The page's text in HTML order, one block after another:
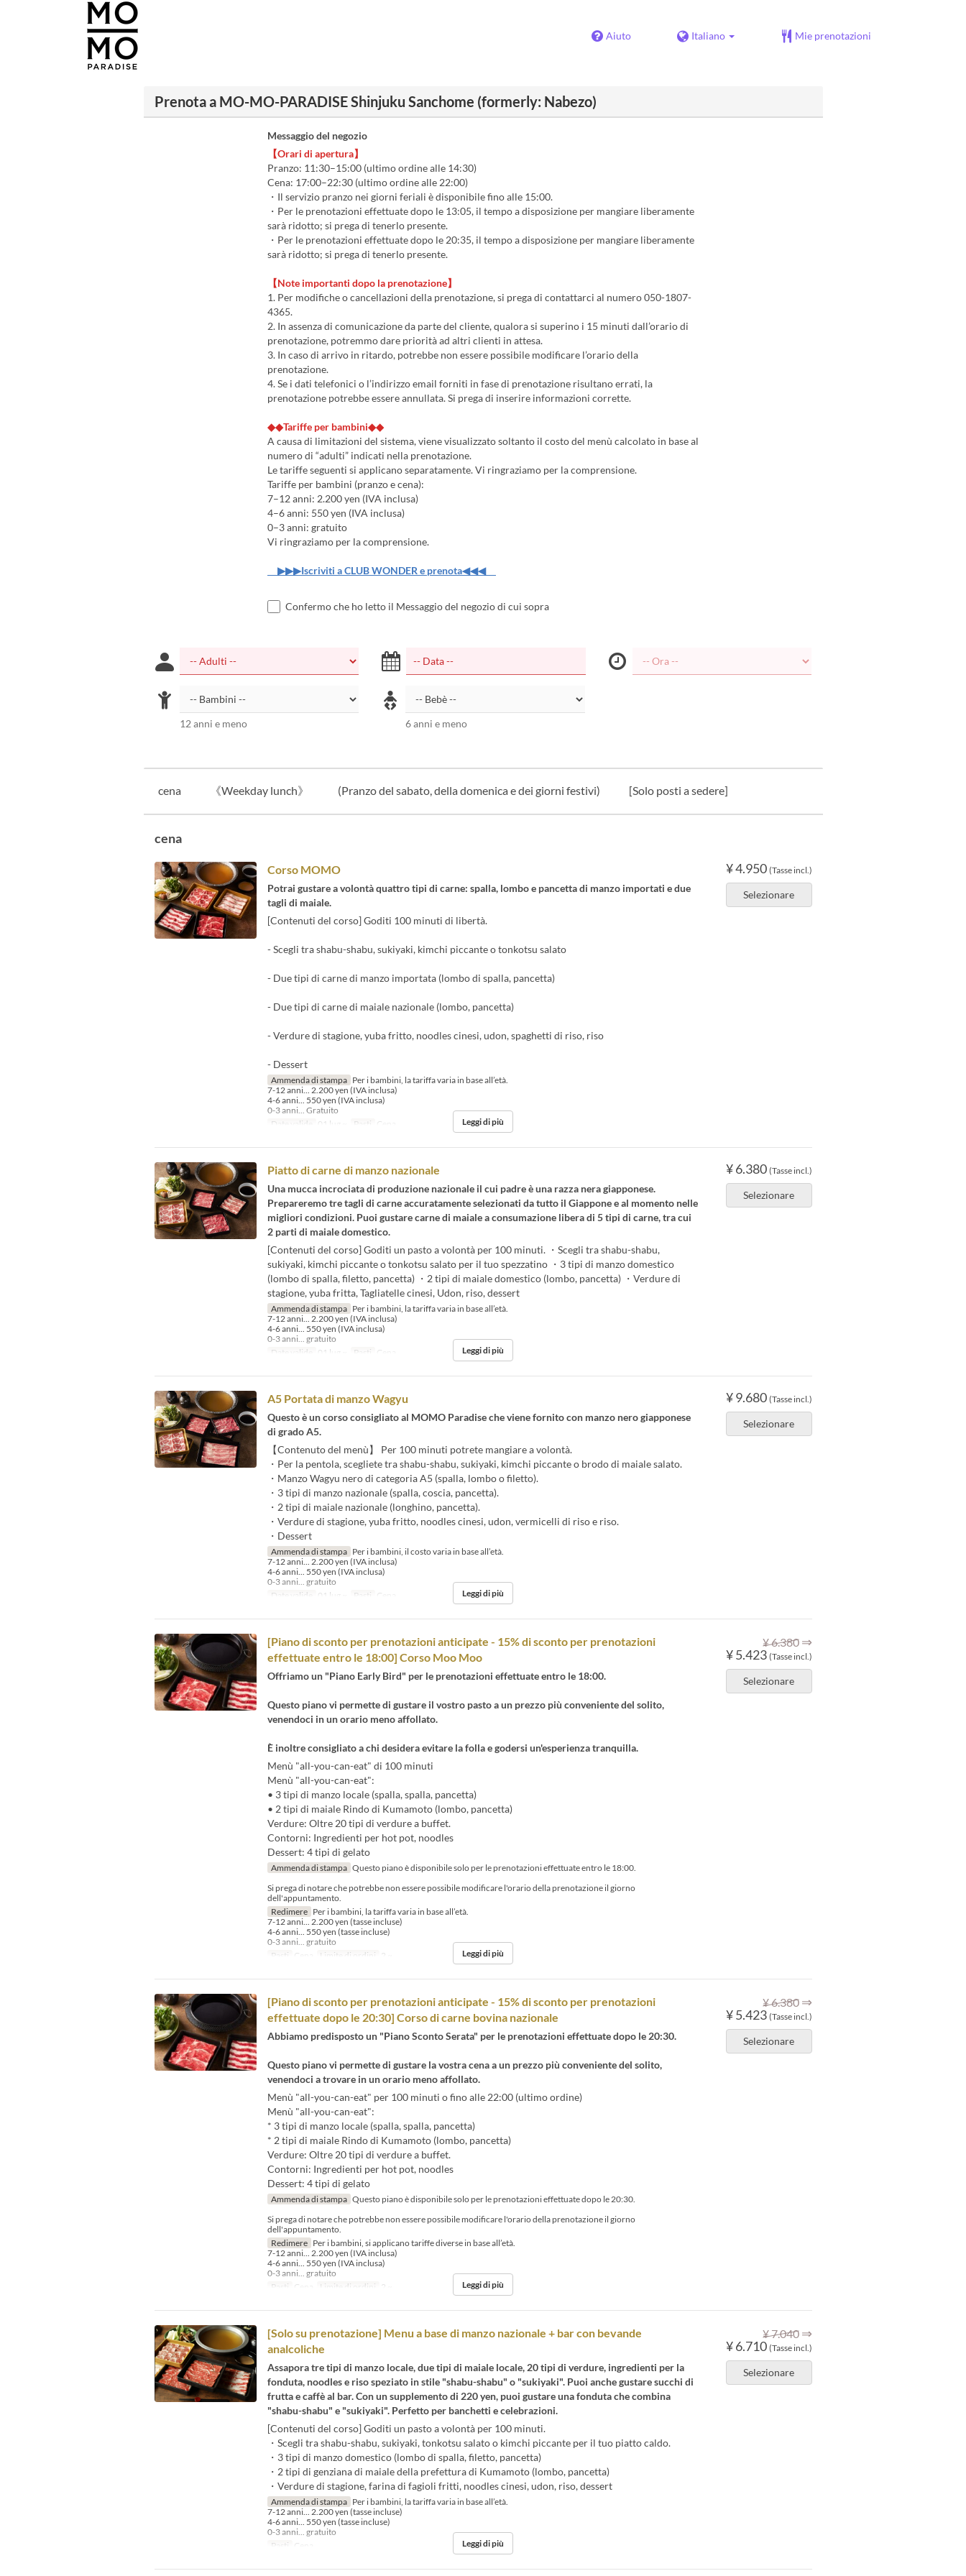
Aiuto Italiano Mie prenotazioni
Prenota a MO-MO-PARADISE Shinjuku Sanchome (formerly: Nabezo)
Messaggio del negozio
【Orari di apertura】
Pranzo: 11:30–15:00 (ultimo ordine alle 14:30)
Cena: 17:00–22:30 (ultimo ordine alle 22:00)
・Il servizio pranzo nei giorni feriali è disponibile fino alle 15:00.
・Per le prenotazioni effettuate dopo le 13:05, il tempo a disposizione per mangiare liberamente
sarà ridotto; si prega di tenerlo presente.
・Per le prenotazioni effettuate dopo le 20:35, il tempo a disposizione per mangiare liberamente
sarà ridotto; si prega di tenerlo presente.
【Note importanti dopo la prenotazione】
1. Per modifiche o cancellazioni della prenotazione, si prega di contattarci al numero 050-1807-
4365.
2. In assenza di comunicazione da parte del cliente, qualora si superino i 15 minuti dall’orario di
prenotazione, potremmo dare priorità ad altri clienti in attesa.
3. In caso di arrivo in ritardo, potrebbe non essere possibile modificare l’orario della
prenotazione.
4. Se i dati telefonici o l’indirizzo email forniti in fase di prenotazione risultano errati, la
prenotazione potrebbe essere annullata. Si prega di inserire informazioni corrette.
◆◆Tariffe per bambini◆◆
A causa di limitazioni del sistema, viene visualizzato soltanto il costo del menù calcolato in base al
numero di “adulti” indicati nella prenotazione.
Le tariffe seguenti si applicano separatamente. Vi ringraziamo per la comprensione.
Tariffe per bambini (pranzo e cena):
7–12 anni: 2.200 yen (IVA inclusa)
4–6 anni: 550 yen (IVA inclusa)
0–3 anni: gratuito
Vi ringraziamo per la comprensione.
▶▶▶Iscriviti a CLUB WONDER e prenota◀◀◀
Confermo che ho letto il Messaggio del negozio di cui sopra
12 anni e meno 6 anni e meno
cena 《Weekday lunch》 (Pranzo del sabato, della domenica e dei giorni festivi) [Solo posti a sedere]
cena
¥ 4.950 (Tasse incl.)
Selezionare
Corso MOMO
Potrai gustare a volontà quattro tipi di carne: spalla, lombo e pancetta di manzo importati e due
tagli di maiale.
[Contenuti del corso] Goditi 100 minuti di libertà.
- Scegli tra shabu-shabu, sukiyaki, kimchi piccante o tonkotsu salato
- Due tipi di carne di manzo importata (lombo di spalla, pancetta)
- Due tipi di carne di maiale nazionale (lombo, pancetta)
- Verdure di stagione, yuba fritto, noodles cinesi, udon, spaghetti di riso, riso
- Dessert
Ammenda di stampa Per i bambini, la tariffa varia in base all’età.
7-12 anni... 2.200 yen (IVA inclusa)
4-6 anni... 550 yen (IVA inclusa)
0-3 anni... Gratuito
Date valide
01 lug ~ Pasti Cena Leggi di più
¥ 6.380 (Tasse incl.)
Selezionare
Piatto di carne di manzo nazionale
Una mucca incrociata di produzione nazionale il cui padre è una razza nera giapponese.
Prepareremo tre tagli di carne accuratamente selezionati da tutto il Giappone e al momento nelle
migliori condizioni. Puoi gustare carne di maiale a consumazione libera di 5 tipi di carne, tra cui
2 parti di maiale domestico.
[Contenuti del corso] Goditi un pasto a volontà per 100 minuti. ・Scegli tra shabu-shabu,
sukiyaki, kimchi piccante o tonkotsu salato per il tuo spezzatino ・3 tipi di manzo domestico
(lombo di spalla, filetto, pancetta) ・2 tipi di maiale domestico (lombo, pancetta) ・Verdure di
stagione, yuba fritta, Tagliatelle cinesi, Udon, riso, dessert
Ammenda di stampa Per i bambini, la tariffa varia in base all’età.
7-12 anni... 2.200 yen (IVA inclusa)
4-6 anni... 550 yen (IVA inclusa)
0-3 anni... gratuito
Date valide
01 lug ~ Pasti Cena Leggi di più
¥ 9.680 (Tasse incl.)
Selezionare
A5 Portata di manzo Wagyu
Questo è un corso consigliato al MOMO Paradise che viene fornito con manzo nero giapponese
di grado A5.
【Contenuto del menù】 Per 100 minuti potrete mangiare a volontà.
・Per la pentola, scegliete tra shabu-shabu, sukiyaki, kimchi piccante o brodo di maiale salato.
・Manzo Wagyu nero di categoria A5 (spalla, lombo o filetto).
・3 tipi di manzo nazionale (spalla, coscia, pancetta).
・2 tipi di maiale nazionale (longhino, pancetta).
・Verdure di stagione, yuba fritto, noodles cinesi, udon, vermicelli di riso e riso.
・Dessert
Ammenda di stampa Per i bambini, il costo varia in base all’età.
7-12 anni... 2.200 yen (IVA inclusa)
4-6 anni... 550 yen (IVA inclusa)
0-3 anni... gratuito
Date valide
01 lug ~ Pasti Cena Leggi di più
¥ 6.380 ⇒
¥ 5.423 (Tasse incl.)
Selezionare
[Piano di sconto per prenotazioni anticipate - 15% di sconto per prenotazioni
effettuate entro le 18:00] Corso Moo Moo
Offriamo un "Piano Early Bird" per le prenotazioni effettuate entro le 18:00.
Questo piano vi permette di gustare il vostro pasto a un prezzo più conveniente del solito,
venendoci in un orario meno affollato.
È inoltre consigliato a chi desidera evitare la folla e godersi un'esperienza tranquilla.
Menù "all-you-can-eat" di 100 minuti
Menù "all-you-can-eat":
• 3 tipi di manzo locale (spalla, spalla, pancetta)
• 2 tipi di maiale Rindo di Kumamoto (lombo, pancetta)
Verdure: Oltre 20 tipi di verdure a buffet.
Contorni: Ingredienti per hot pot, noodles
Dessert: 4 tipi di gelato
Ammenda di stampa Questo piano è disponibile solo per le prenotazioni effettuate entro le 18:00.
Si prega di notare che potrebbe non essere possibile modificare l'orario della prenotazione il giorno
dell'appuntamento.
Redimere Per i bambini, la tariffa varia in base all’età.
7-12 anni... 2.200 yen (tasse incluse)
4-6 anni... 550 yen (tasse incluse)
0-3 anni... gratuito
Pasti
Cena Limite di ordini 2 ~ Leggi di più
¥ 6.380 ⇒
¥ 5.423 (Tasse incl.)
Selezionare
[Piano di sconto per prenotazioni anticipate - 15% di sconto per prenotazioni
effettuate dopo le 20:30] Corso di carne bovina nazionale
Abbiamo predisposto un "Piano Sconto Serata" per le prenotazioni effettuate dopo le 20:30.
Questo piano vi permette di gustare la vostra cena a un prezzo più conveniente del solito,
venendoci a trovare in un orario meno affollato.
Menù "all-you-can-eat" per 100 minuti o fino alle 22:00 (ultimo ordine)
Menù "all-you-can-eat":
* 3 tipi di manzo locale (spalla, spalla, pancetta)
* 2 tipi di maiale Rindo di Kumamoto (lombo, pancetta)
Verdure: Oltre 20 tipi di verdure a buffet.
Contorni: Ingredienti per hot pot, noodles
Dessert: 4 tipi di gelato
Ammenda di stampa Questo piano è disponibile solo per le prenotazioni effettuate dopo le 20:30.
Si prega di notare che potrebbe non essere possibile modificare l'orario della prenotazione il giorno
dell'appuntamento.
Redimere Per i bambini, si applicano tariffe diverse in base all’età.
7-12 anni... 2.200 yen (IVA inclusa)
4-6 anni... 550 yen (IVA inclusa)
0-3 anni... gratuito
Pasti
Cena Limite di ordini 2 ~ Leggi di più
¥ 7.040 ⇒
¥ 6.710 (Tasse incl.)
Selezionare
[Solo su prenotazione] Menu a base di manzo nazionale + bar con bevande
analcoliche
Assapora tre tipi di manzo locale, due tipi di maiale locale, 20 tipi di verdure, ingredienti per la
fonduta, noodles e riso speziato in stile "shabu-shabu" o "sukiyaki". Puoi anche gustare succhi di
frutta e caffè al bar. Con un supplemento di 220 yen, puoi gustare una fonduta che combina
"shabu-shabu" e "sukiyaki". Perfetto per banchetti e celebrazioni.
[Contenuti del corso] Goditi un pasto a volontà per 100 minuti.
・Scegli tra shabu-shabu, sukiyaki, tonkotsu salato o kimchi piccante per il tuo piatto caldo.
・3 tipi di manzo domestico (lombo di spalla, filetto, pancetta)
・2 tipi di genziana di maiale della prefettura di Kumamoto (lombo, pancetta)
・Verdure di stagione, farina di fagioli fritti, noodles cinesi, udon, riso, dessert
Ammenda di stampa Per i bambini, la tariffa varia in base all’età.
7-12 anni... 2.200 yen (tasse incluse)
4-6 anni... 550 yen (tasse incluse)
0-3 anni... gratuito
Pasti
Cena Leggi di più